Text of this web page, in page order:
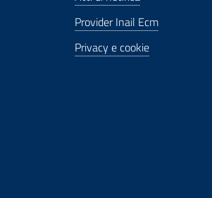
Provider Inail Ecm
Privacy e cookie